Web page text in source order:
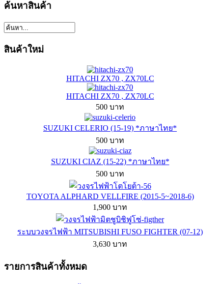
ค้นหาสินค้า
สินค้าใหม่
HITACHI ZX70 , ZX70LC
HITACHI ZX70 , ZX70LC
500 บาท
SUZUKI CELERIO (15-19) *ภาษาไทย*
500 บาท
SUZUKI CIAZ (15-22) *ภาษาไทย*
500 บาท
TOYOTA ALPHARD VELLFIRE (2015-5~2018-6)
1,900 บาท
ระบบวงจรไฟฟ้า MITSUBISHI FUSO FIGHTER (07-12)
3,630 บาท
รายการสินค้าทั้งหมด